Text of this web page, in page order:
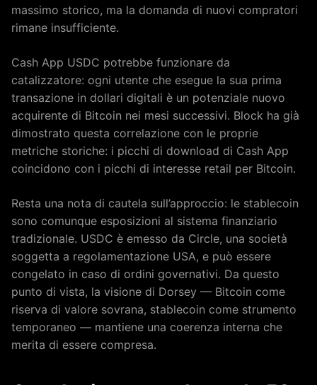
massimo storico, ma la domanda di nuovi compratori
rimane insufficiente.
Cash App USDC potrebbe funzionare da
catalizzatore: ogni utente che esegue la sua prima
transazione in dollari digitali è un potenziale nuovo
acquirente di Bitcoin nei mesi successivi. Block ha già
dimostrato questa correlazione con le proprie
metriche storiche: i picchi di download di Cash App
coincidono con i picchi di interesse retail per Bitcoin.
Resta una nota di cautela sull’approccio: le stablecoin
sono comunque esposizioni al sistema finanziario
tradizionale. USDC è emesso da Circle, una società
soggetta a regolamentazione USA, e può essere
congelato in caso di ordini governativi. Da questo
punto di vista, la visione di Dorsey — Bitcoin come
riserva di valore sovrana, stablecoin come strumento
temporaneo — mantiene una coerenza interna che
merita di essere compresa.